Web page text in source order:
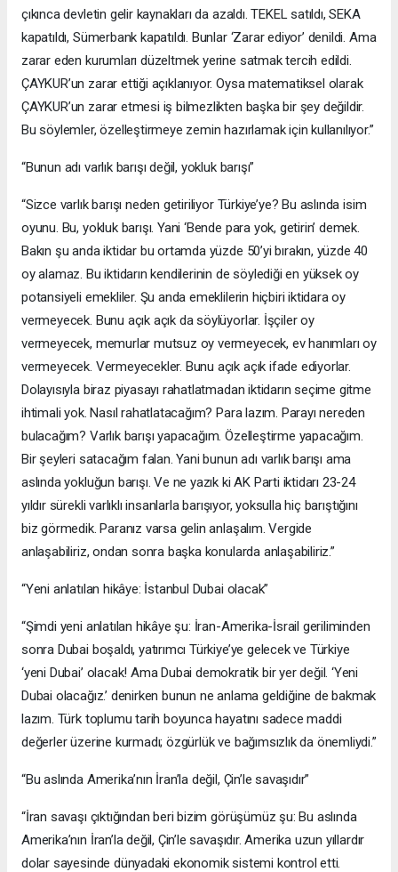
çıkınca devletin gelir kaynakları da azaldı. TEKEL satıldı, SEKA
kapatıldı, Sümerbank kapatıldı. Bunlar ‘Zarar ediyor’ denildi. Ama
zarar eden kurumları düzeltmek yerine satmak tercih edildi.
ÇAYKUR’un zarar ettiği açıklanıyor. Oysa matematiksel olarak
ÇAYKUR’un zarar etmesi iş bilmezlikten başka bir şey değildir.
Bu söylemler, özelleştirmeye zemin hazırlamak için kullanılıyor.”
“Bunun adı varlık barışı değil, yokluk barışı”
“Sizce varlık barışı neden getiriliyor Türkiye’ye? Bu aslında isim
oyunu. Bu, yokluk barışı. Yani ‘Bende para yok, getirin’ demek.
Bakın şu anda iktidar bu ortamda yüzde 50’yi bırakın, yüzde 40
oy alamaz. Bu iktidarın kendilerinin de söylediği en yüksek oy
potansiyeli emekliler. Şu anda emeklilerin hiçbiri iktidara oy
vermeyecek. Bunu açık açık da söylüyorlar. İşçiler oy
vermeyecek, memurlar mutsuz oy vermeyecek, ev hanımları oy
vermeyecek. Vermeyecekler. Bunu açık açık ifade ediyorlar.
Dolayısıyla biraz piyasayı rahatlatmadan iktidarın seçime gitme
ihtimali yok. Nasıl rahatlatacağım? Para lazım. Parayı nereden
bulacağım? Varlık barışı yapacağım. Özelleştirme yapacağım.
Bir şeyleri satacağım falan. Yani bunun adı varlık barışı ama
aslında yokluğun barışı. Ve ne yazık ki AK Parti iktidarı 23-24
yıldır sürekli varlıklı insanlarla barışıyor, yoksulla hiç barıştığını
biz görmedik. Paranız varsa gelin anlaşalım. Vergide
anlaşabiliriz, ondan sonra başka konularda anlaşabiliriz.”
“Yeni anlatılan hikâye: İstanbul Dubai olacak”
“Şimdi yeni anlatılan hikâye şu: İran-Amerika-İsrail geriliminden
sonra Dubai boşaldı, yatırımcı Türkiye’ye gelecek ve Türkiye
‘yeni Dubai’ olacak! Ama Dubai demokratik bir yer değil. ‘Yeni
Dubai olacağız.’ denirken bunun ne anlama geldiğine de bakmak
lazım. Türk toplumu tarih boyunca hayatını sadece maddi
değerler üzerine kurmadı; özgürlük ve bağımsızlık da önemliydi.”
“Bu aslında Amerika’nın İran’la değil, Çin’le savaşıdır”
“İran savaşı çıktığından beri bizim görüşümüz şu: Bu aslında
Amerika’nın İran’la değil, Çin’le savaşıdır. Amerika uzun yıllardır
dolar sayesinde dünyadaki ekonomik sistemi kontrol etti.